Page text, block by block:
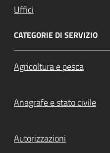
Uffici
CATEGORIE DI SERVIZIO
Agricoltura e pesca
Anagrafe e stato civile
Autorizzazioni